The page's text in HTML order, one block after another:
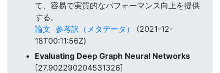
て、容易で実質的なパフォーマンス向上を提供
する。
論文 参考訳（メタデータ）
(2021-12-
18T00:11:56Z)
Evaluating Deep Graph Neural Networks
[27.902290204531326]